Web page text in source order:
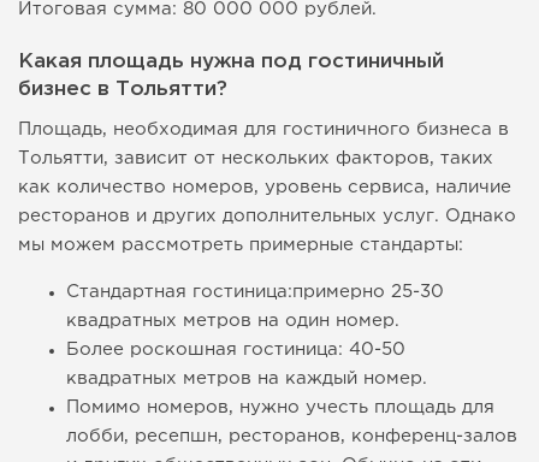
Итоговая сумма: 80 000 000 рублей.
Какая площадь нужна под гостиничный
бизнес в Тольятти?
Площадь, необходимая для гостиничного бизнеса в
Тольятти, зависит от нескольких факторов, таких
как количество номеров, уровень сервиса, наличие
ресторанов и других дополнительных услуг. Однако
мы можем рассмотреть примерные стандарты:
Стандартная гостиница:примерно 25-30
квадратных метров на один номер.
Более роскошная гостиница: 40-50
квадратных метров на каждый номер.
Помимо номеров, нужно учесть площадь для
лобби, ресепшн, ресторанов, конференц-залов